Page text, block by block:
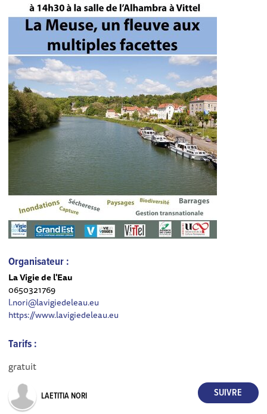
Organisateur :
La Vigie de l'Eau
0650321769
l.nori@lavigiedeleau.eu
https://www.lavigiedeleau.eu
Tarifs :
gratuit
LAETITIA NORI